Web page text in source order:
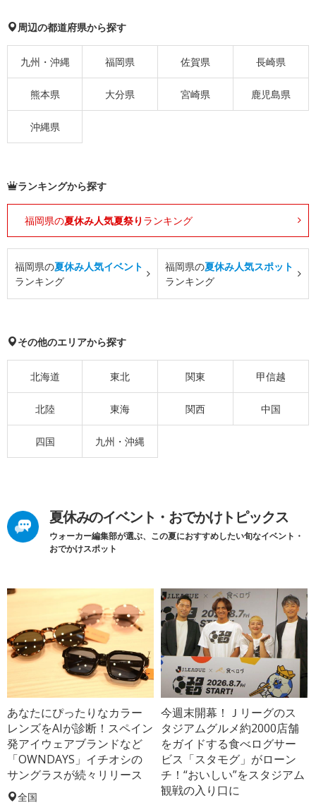
周辺の都道府県から探す
九州・沖縄 福岡県 佐賀県 長崎県
熊本県 大分県 宮崎県 鹿児島県
沖縄県
ランキングから探す
福岡県の夏休み人気夏祭り ランキング
福岡県の夏休み人気イベント
ランキング
福岡県の夏休み人気スポット
ランキング
その他のエリアから探す
北海道 東北 関東 甲信越
北陸 東海 関西 中国
四国 九州・沖縄
夏休みのイベント・おでかけトピックス
ウォーカー編集部が選ぶ、この夏におすすめしたい旬なイベント・
おでかけスポット
あなたにぴったりなカラー
レンズをAIが診断！スペイン
発アイウェアブランドなど
「OWNDAYS」イチオシの
サングラスが続々リリース
全国
今週末開幕！Ｊリーグのス
タジアムグルメ約2000店舗
をガイドする食べログサー
ビス「スタモグ」がローン
チ！“おいしい”をスタジアム
観戦の入り口に